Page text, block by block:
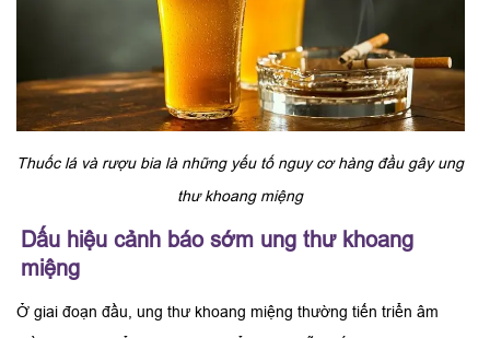
Thuốc lá và rượu bia là những yếu tố nguy cơ hàng đầu gây ung
thư khoang miệng
Dấu hiệu cảnh báo sớm ung thư khoang
miệng
Ở giai đoạn đầu, ung thư khoang miệng thường tiến triển âm